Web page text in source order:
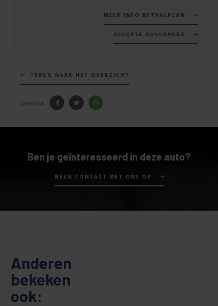
MEER INFO BETAALPLAN
OFFERTE AANVRAGEN
TERUG NAAR HET OVERZICHT
Deel via:
Ben je geïnteresseerd in deze auto?
NEEM CONTACT MET ONS OP
Anderen
bekeken
ook: